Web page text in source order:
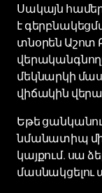
Սակայն
է
տնօրեն Աշոտ
մեկնարկի
վիճակին
Եթե
նմանատիպ
կայքում. սա
մասնակցելու